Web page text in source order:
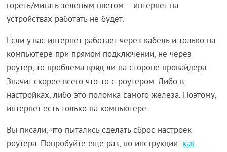
гореть/мигать зеленым цветом – интернет на
устройствах работать не будет.
Если у вас интернет работает через кабель и только на
компьютере при прямом подключении, не через
роутер, то проблема вряд ли на стороне провайдера.
Значит скорее всего что-то с роутером. Либо в
настройках, либо это поломка самого железа. Поэтому,
интернет есть только на компьютере.
Вы писали, что пытались сделать сброс настроек
роутера. Попробуйте еще раз, по инструкции:как